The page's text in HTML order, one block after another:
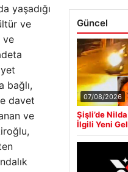
yaşadığı
ve
ve
bağlı,
davet
ve
Güncel
07/08/2026
Şişli’de
İlgili Yeni